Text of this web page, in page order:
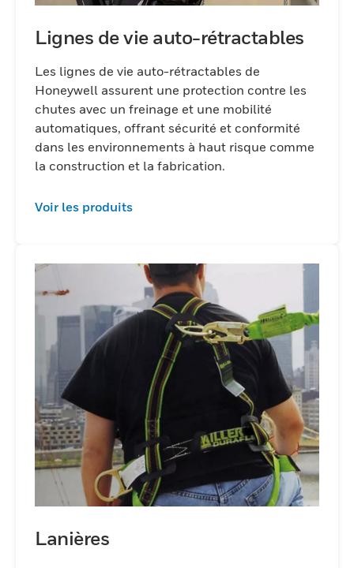
protection contre les chutes qui résiste
réellement aux défis des lieux de travail
modernes.
Lignes de vie auto-rétractables
Les lignes de vie auto-rétractables de
Honeywell assurent une protection contre les
chutes avec un freinage et une mobilité
automatiques, offrant sécurité et conformité
dans les environnements à haut risque comme
la construction et la fabrication.
Voir les produits
Lanières